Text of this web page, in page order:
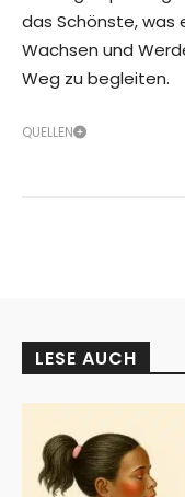
das Schönste, was
Wachsen und
Weg zu begleiten.
QUELLEN
LESE AUCH